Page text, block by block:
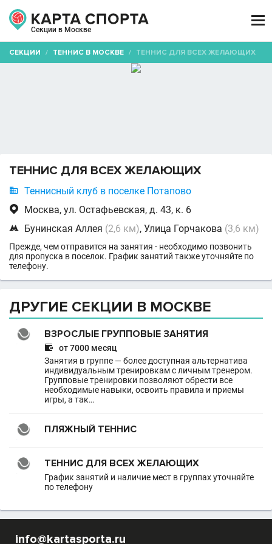
Секции в Москве

СЕКЦИИ / ТЕННИС В МОСКВЕ / ТЕННИС ДЛЯ ВСЕХ ЖЕЛАЮЩИХ
ТЕННИС ДЛЯ ВСЕХ ЖЕЛАЮЩИХ
 Теннисный клуб в поселке Потапово
 Москва, ул. Остафьевская, д. 43, к. 6
 Бунинская Аллея (2,6 км), Улица Горчакова (3,6 км)
Прежде, чем отправится на занятия - необходимо позвонить
для пропуска в поселок. График занятий также уточняйте по
телефону.
ДРУГИЕ СЕКЦИИ В МОСКВЕ
ВЗРОСЛЫЕ ГРУППОВЫЕ ЗАНЯТИЯ

от 7000 месяц
Занятия в группе — более доступная альтернатива
индивидуальным тренировкам с личным тренером.
Групповые тренировки позволяют обрести все
необходимые навыки, освоить правила и приемы
игры, а так…
ПЛЯЖНЫЙ ТЕННИС
ТЕННИС ДЛЯ ВСЕХ ЖЕЛАЮЩИХ
График занятий и наличие мест в группах уточняйте
по телефону
info@kartasporta.ru